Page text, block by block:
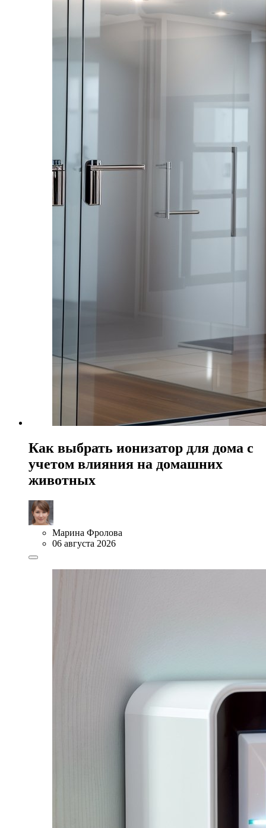
Как выбрать ионизатор для дома с
учетом влияния на домашних
животных
Марина Фролова
06 августа 2026